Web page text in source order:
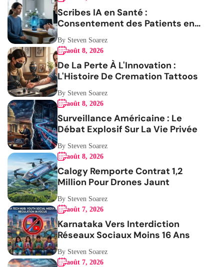
Scribes IA en Santé :
Consentement des Patients en
Question
By Steven Soarez
août 8, 2026
De La Perte À L'Innovation :
L'Histoire De Cremation Tattoos
By Steven Soarez
août 8, 2026
Surveillance Américaine : Le
Débat Explosif Sur La Vie Privée
By Steven Soarez
août 8, 2026
Calogy Remporte Contrat 1,2
Million Pour Drones Jaunt
By Steven Soarez
août 7, 2026
Karnataka Vers Interdiction
Réseaux Sociaux Moins 16 Ans
By Steven Soarez
août 7, 2026